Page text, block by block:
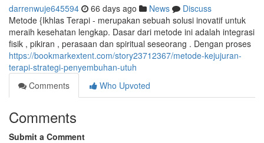
darrenwuje645594 66 days ago News
Discuss
Metode {Ikhlas Terapi - merupakan sebuah solusi inovatif untuk
meraih kesehatan lengkap. Dasar dari metode ini adalah integrasi
fisik , pikiran , perasaan dan spiritual seseorang . Dengan proses
https://bookmarkextent.com/story23712367/metode-kejujuran-
terapi-strategi-penyembuhan-utuh
Comments
Who Upvoted
Comments
Submit a Comment